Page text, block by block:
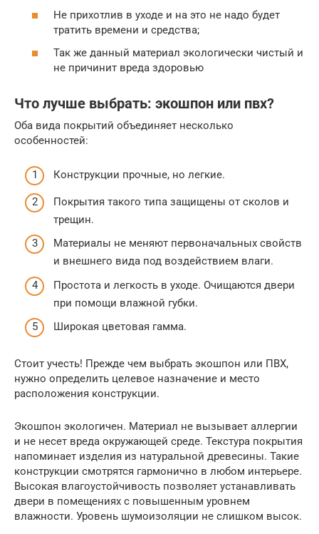
Не прихотлив в уходе и на это не надо будет
тратить времени и средства;
Так же данный материал экологически чистый и
не причинит вреда здоровью
Что лучше выбрать: экошпон или пвх?
Оба вида покрытий объединяет несколько
особенностей:
Конструкции прочные, но легкие.
Покрытия такого типа защищены от сколов и
трещин.
Материалы не меняют первоначальных свойств
и внешнего вида под воздействием влаги.
Простота и легкость в уходе. Очищаются двери
при помощи влажной губки.
Широкая цветовая гамма.
Стоит учесть! Прежде чем выбрать экошпон или ПВХ,
нужно определить целевое назначение и место
расположения конструкции.
Экошпон экологичен. Материал не вызывает аллергии
и не несет вреда окружающей среде. Текстура покрытия
напоминает изделия из натуральной древесины. Такие
конструкции смотрятся гармонично в любом интерьере.
Высокая влагоустойчивость позволяет устанавливать
двери в помещениях с повышенным уровнем
влажности. Уровень шумоизоляции не слишком высок.